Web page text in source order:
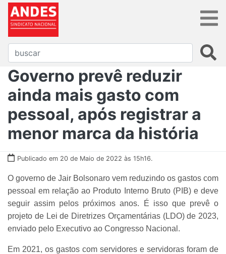
Governo prevê reduzir
ainda mais gasto com
pessoal, após registrar a
menor marca da história
Publicado em 20 de Maio de 2022 às 15h16.
O governo de Jair Bolsonaro vem reduzindo os gastos com
pessoal em relação ao Produto Interno Bruto (PIB) e deve
seguir assim pelos próximos anos. É isso que prevê o
projeto de Lei de Diretrizes Orçamentárias (LDO) de 2023,
enviado pelo Executivo ao Congresso Nacional.
Em 2021, os gastos com servidores e servidoras foram de